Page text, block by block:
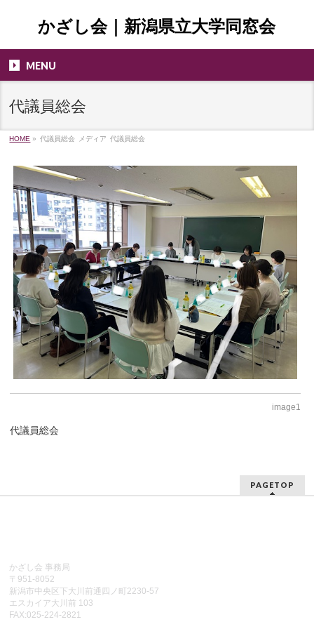
かざし会｜新潟県立大学同窓会
MENU
代議員総会
HOME » 代議員総会 メディア 代議員総会
image1
代議員総会
PAGETOP
かざし会 事務局
〒951-8052
新潟市中央区下大川前通四ノ町2230-57
エスカイア大川前 103
FAX:025-224-2821